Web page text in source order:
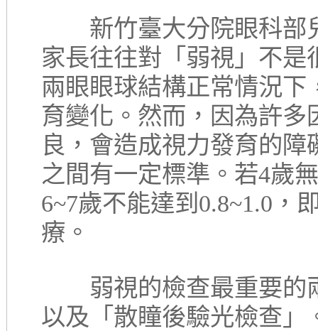
新竹臺大分院眼科部
家長往往對「弱視」不
兩眼眼球結構正常情況
育變化。然而，因為許
良，會造成視力發育的
之間有一定標準。若4歲
6~7歲不能達到0.8~1.0，
療。
弱視的檢查最重要的
以及「散瞳後驗光檢查